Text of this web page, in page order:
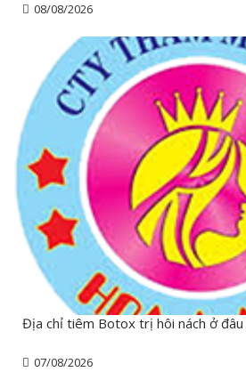
08/08/2026
Địa chỉ tiêm Botox trị hôi nách ở
07/08/2026